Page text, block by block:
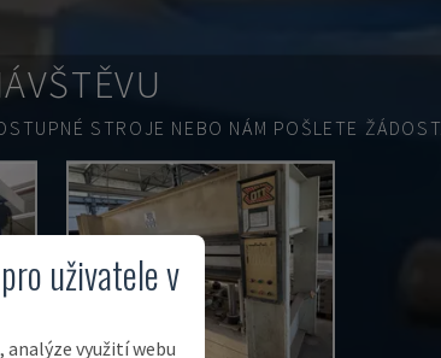
STROJE NEBO NÁM POŠLETE ŽÁDOST.
uživatele v
analýze využití webu